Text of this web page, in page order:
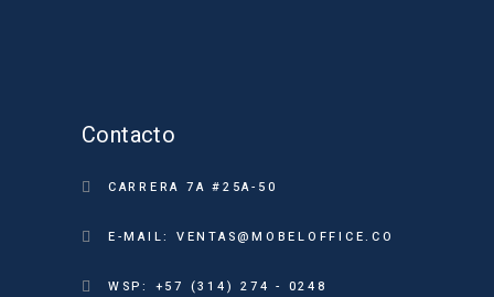
Contacto
CARRERA 7A #25A-50
E-MAIL: VENTAS@MOBELOFFICE.CO
WSP: +57 (314) 274 - 0248